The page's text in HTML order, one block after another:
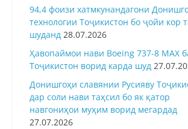
94,4 фоизи хатмкунандагони
технологии Тоҷикистон бо ҷойи кор
шуданд 28.07.2026
Ҳавопаймои нави Boeing 737-8 MAX
Тоҷикистон ворид карда шуд
Донишгоҳи славянии Русияву
дар соли нави таҳсил бо як қатор
навгониҳои муҳим ворид мегардад
27.07.2026